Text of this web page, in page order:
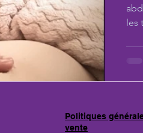
les
Politiques
vente